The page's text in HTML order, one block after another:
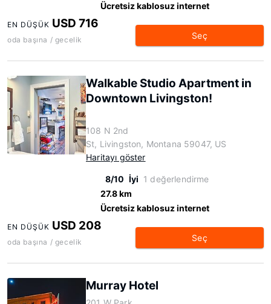
Ücretsiz kablosuz internet
EN DÜŞÜK USD 716
oda başına / gecelik Seç
Walkable Studio Apartment in
Downtown Livingston!
108 N 2nd
St, Livingston, Montana 59047, US
Haritayı göster
8/10 İyi 1 değerlendirme
27.8 km
Ücretsiz kablosuz internet
EN DÜŞÜK USD 208
oda başına / gecelik Seç
Murray Hotel